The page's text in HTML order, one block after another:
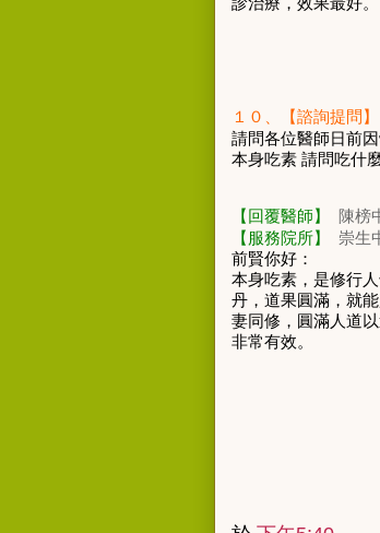
１０ 、【諮詢提問】
請問各位醫師日前
本身吃素 請問吃什
【回覆醫師】 陳榜
【服務院所】
崇生
前賢你好：
本身吃素，是修行
丹，道果圓滿，就
妻同修，圓滿人道
非常有效。